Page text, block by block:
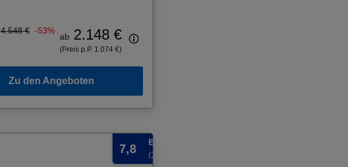
4.548 € -53%
ab 2.148 €
(Preis p.P. 1.074 €)
Zu den Angeboten
7,8 Befriedigend
(1883 Bewertungen)